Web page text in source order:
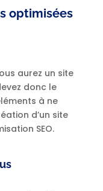
optimisées
aurez un site
donc le
à ne
d’un site
SEO.